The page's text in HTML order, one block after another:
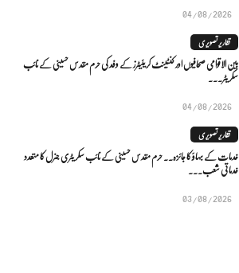
04/08/2026
تقاریر تصویری
بین الاقوامی صحافیوں اور کنٹینٹ کریئیٹرز کے وفد کی حرم مقدس حسینی کے نائب
سکریٹر...
04/08/2026
تقاریر تصویری
خدمات کے بہاؤ کا جائزہ.. حرم مقدس حسینی کے نائب سکریٹری جنرل کا متعدد
خدماتی شعب...
03/08/2026